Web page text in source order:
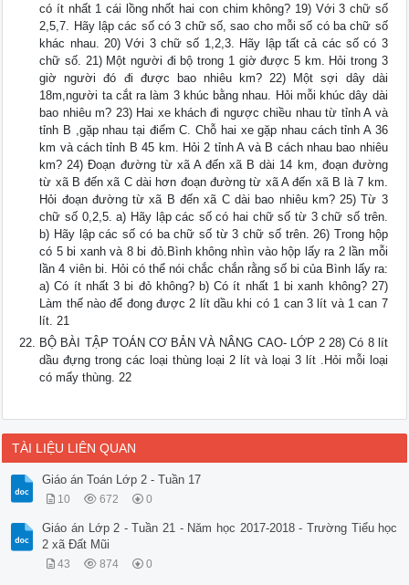
có ít nhất 1 cái lồng nhốt hai con chim không? 19) Với 3 chữ số
2,5,7. Hãy lập các số có 3 chữ số, sao cho mỗi số có ba chữ số
khác nhau. 20) Với 3 chữ số 1,2,3. Hãy lập tất cả các số có 3
chữ số. 21) Một người đi bộ trong 1 giờ được 5 km. Hỏi trong 3
giờ người đó đi được bao nhiêu km? 22) Một sợi dây dài
18m,người ta cắt ra làm 3 khúc bằng nhau. Hỏi mỗi khúc dây dài
bao nhiêu m? 23) Hai xe khách đi ngược chiều nhau từ tỉnh A và
tỉnh B ,gặp nhau tại điểm C. Chỗ hai xe gặp nhau cách tỉnh A 36
km và cách tỉnh B 45 km. Hỏi 2 tỉnh A và B cách nhau bao nhiêu
km? 24) Đoạn đường từ xã A đến xã B dài 14 km, đoạn đường
từ xã B đến xã C dài hơn đoạn đường từ xã A đến xã B là 7 km.
Hỏi đoạn đường từ xã B đến xã C dài bao nhiêu km? 25) Từ 3
chữ số 0,2,5. a) Hãy lập các số có hai chữ số từ 3 chữ số trên.
b) Hãy lập các số có ba chữ số từ 3 chữ số trên. 26) Trong hộp
có 5 bi xanh và 8 bi đỏ.Bình không nhìn vào hộp lấy ra 2 lần mỗi
lần 4 viên bi. Hỏi có thể nói chắc chắn rằng số bi của Bình lấy ra:
a) Có ít nhất 3 bi đỏ không? b) Có ít nhất 1 bi xanh không? 27)
Làm thế nào để đong được 2 lít dầu khi có 1 can 3 lít và 1 can 7
lít. 21
BỘ BÀI TẬP TOÁN CƠ BẢN VÀ NÂNG CAO- LỚP 2 28) Có 8 lít
dầu đựng trong các loại thùng loại 2 lít và loại 3 lít .Hỏi mỗi loại
có mấy thùng. 22
TÀI LIỆU LIÊN QUAN
Giáo án Toán Lớp 2 - Tuần 17
10 672 0
Giáo án Lớp 2 - Tuần 21 - Năm học 2017-2018 - Trường Tiểu học
2 xã Đất Mũi
43 874 0